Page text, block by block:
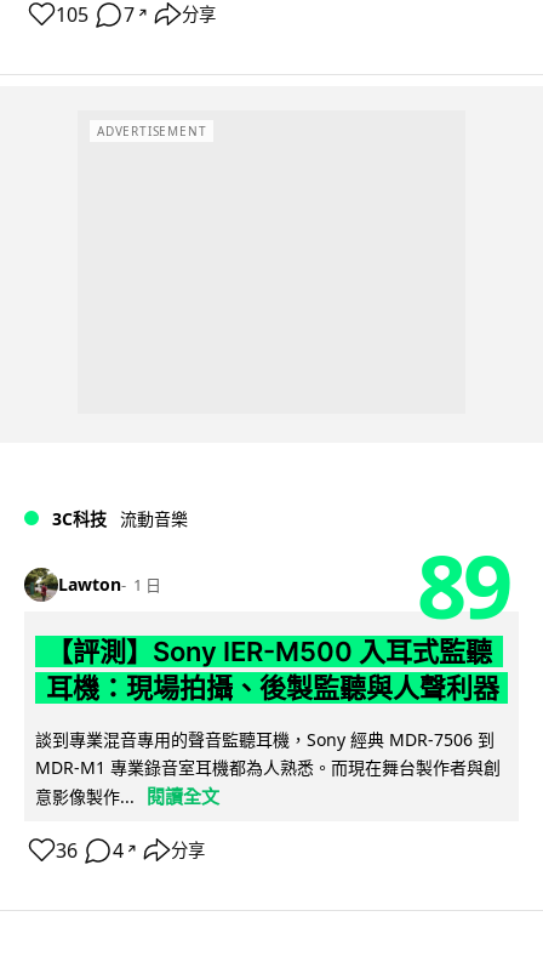
105 7 ↗ 分享
ADVERTISEMENT
3C科技 流動音樂
Lawton 1 日 89
【評測】Sony IER-M500 入耳式監聽
耳機：現場拍攝、後製監聽與人聲利器
談到專業混音專用的聲音監聽耳機，Sony 經典 MDR-7506 到
MDR-M1 專業錄音室耳機都為人熟悉。而現在舞台製作者與創
意影像製作...
閱讀全文
36 4 ↗ 分享